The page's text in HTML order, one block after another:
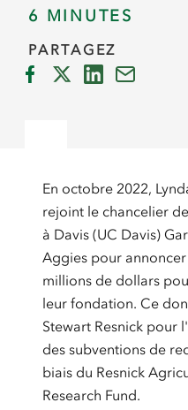
6 MINUTES
PARTAGEZ
En octobre 2022,
rejoint le chancelier
à Davis (UC Davis)
Aggies pour
millions de dollars
leur fondation. Ce
Stewart Resnick pour
des subventions de
biais du Resnick
Research Fund.